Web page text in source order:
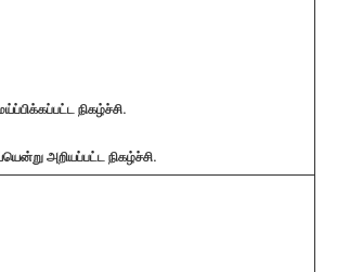
நிகழ்ச்சி.
அறியப்பட்ட நிகழ்ச்சி.